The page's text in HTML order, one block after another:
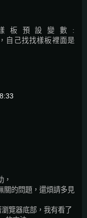
板預設變數:
自己找找樣板裡面是
，
關的問題，還煩請多見
覽器底部，我有看了